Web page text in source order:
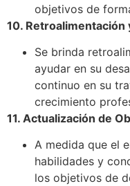
objetivos de
10. Retroalimentación
Se brinda
ayudar en su
continuo en su
crecimiento
11. Actualización de
A medida que el
habilidades y
los objetivos de